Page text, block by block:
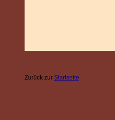
Zurück zur Startseite